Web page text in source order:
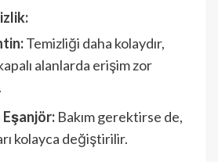
Temizliği daha kolaydır,
alanlarda erişim zor
Bakım gerektirse de,
kolayca değiştirilir.